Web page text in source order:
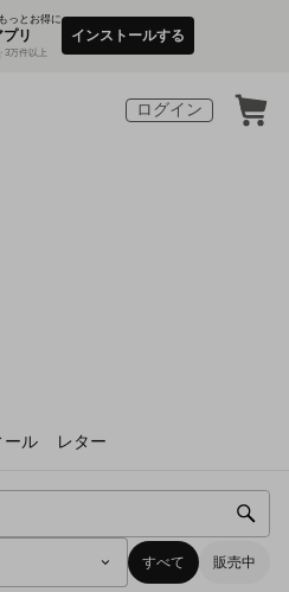
っとお得に
リ
3万件以上
インストールする
ログイン
ール レター
すべて 販売中